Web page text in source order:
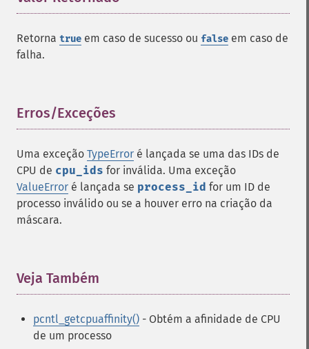
Retorna true em caso de sucesso ou false em caso de
falha.
Erros/Exceções
Uma exceção TypeError é lançada se uma das IDs de
CPU de cpu_ids for inválida. Uma exceção
ValueError é lançada se process_id for um ID de
processo inválido ou se a houver erro na criação da
máscara.
Veja Também
pcntl_getcpuaffinity() - Obtém a afinidade de CPU
de um processo